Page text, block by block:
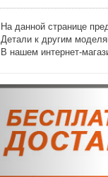
На данной странице
Детали к другим
В нашем интернет-